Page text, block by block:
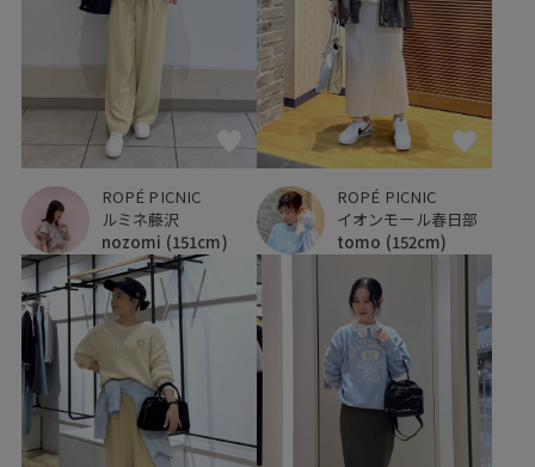
ROPÉ PICNIC
ルミネ藤沢
nozomi (151cm)
ROPÉ PICNIC
イオンモール春日部
tomo (152cm)